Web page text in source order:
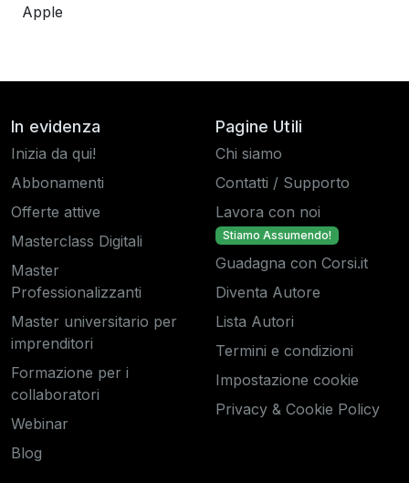
Apple
In evidenza
Inizia da qui!
Abbonamenti
Offerte attive
Masterclass Digitali
Master
Professionalizzanti
Master universitario per
imprenditori
Formazione per i
collaboratori
Webinar
Blog
Pagine Utili
Chi siamo
Contatti / Supporto
Lavora con noi
Stiamo Assumendo!
Guadagna con Corsi.it
Diventa Autore
Lista Autori
Termini e condizioni
Impostazione cookie
Privacy & Cookie Policy